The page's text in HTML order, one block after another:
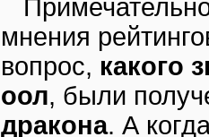
мнения
вопрос, какого
оол, были
дракона. А